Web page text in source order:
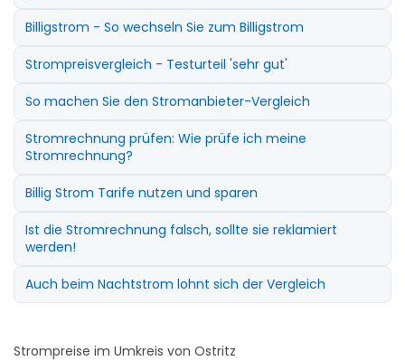
Billigstrom - So wechseln Sie zum Billigstrom
Strompreisvergleich - Testurteil 'sehr gut'
So machen Sie den Stromanbieter-Vergleich
Stromrechnung prüfen: Wie prüfe ich meine
Stromrechnung?
Billig Strom Tarife nutzen und sparen
Ist die Stromrechnung falsch, sollte sie reklamiert
werden!
Auch beim Nachtstrom lohnt sich der Vergleich
Strompreise im Umkreis von Ostritz